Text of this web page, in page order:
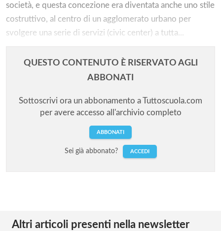
società, e questa concezione era diventata anche uno stile
costruttivo, al centro di un agglomerato urbano per
svolgere una serie di servizi (civic center) a tutta...
QUESTO CONTENUTO È RISERVATO AGLI
ABBONATI
Sottoscrivi ora un abbonamento a Tuttoscuola.com
per avere accesso all'archivio completo
ABBONATI
Sei già abbonato? ACCEDI
Altri articoli presenti nella newsletter